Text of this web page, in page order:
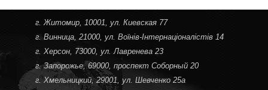
г. Житомир, 10001, ул. Киевская 77
г. Винница, 21000, ул. Воїнів-Інтернаціоналістів 14
г. Херсон, 73000, ул. Лавренева 23
г. Запорожье, 69000, проспект Соборный 20
г. Хмельницкий, 29001, ул. Шевченко 25а